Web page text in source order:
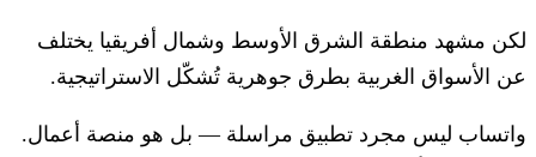
لكن مشهد منطقة الشرق الأوسط وشمال أفريقيا يختلف
عن الأسواق الغربية بطرق جوهرية تُشكّل الاستراتيجية.
واتساب ليس مجرد تطبيق مراسلة — بل هو منصة أعمال.